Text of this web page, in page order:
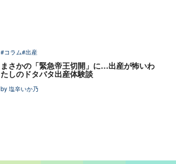
#コラム#出産
まさかの「緊急帝王切開」に…出産が怖いわ
たしのドタバタ出産体験談
by 塩辛いか乃